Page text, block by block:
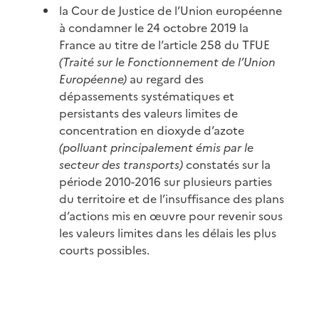
la Cour de Justice de l’Union européenne
à condamner le 24 octobre 2019 la
France au titre de l’article 258 du TFUE
(Traité sur le Fonctionnement de l’Union
Européenne) au regard des
dépassements systématiques et
persistants des valeurs limites de
concentration en dioxyde d’azote
(polluant principalement émis par le
secteur des transports)constatés sur la
période 2010-2016 sur plusieurs parties
du territoire et de l’insuffisance des plans
d’actions mis en œuvre pour revenir sous
les valeurs limites dans les délais les plus
courts possibles.